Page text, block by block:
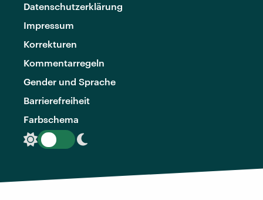
Datenschutzerklärung
Impressum
Korrekturen
Kommentarregeln
Gender und Sprache
Barrierefreiheit
Farbschema